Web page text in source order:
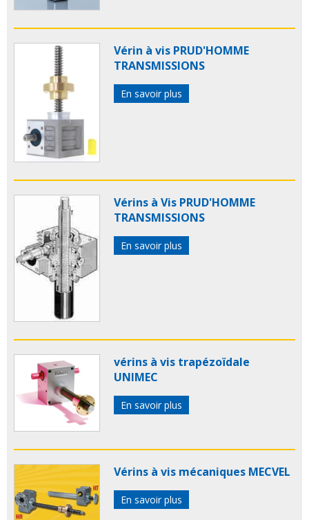
Vérin à vis PRUD'HOMME
TRANSMISSIONS
En savoir plus
Vérins à Vis PRUD'HOMME
TRANSMISSIONS
En savoir plus
vérins à vis trapézoïdale
UNIMEC
En savoir plus
Vérins à vis mécaniques MECVEL
En savoir plus